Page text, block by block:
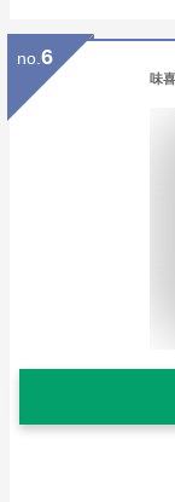
no. 6
味